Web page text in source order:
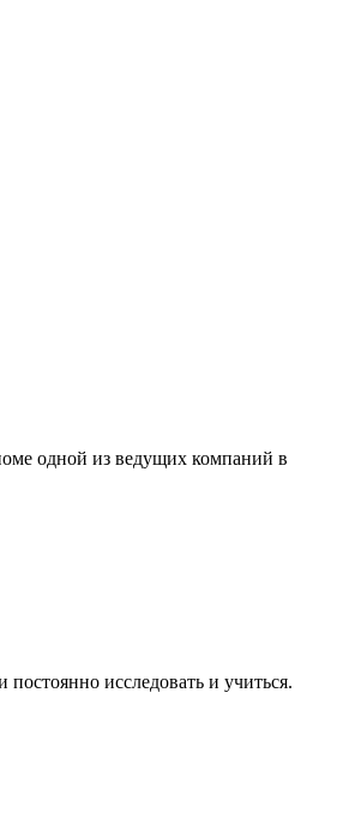
одной из ведущих компаний в
исследовать и учиться.